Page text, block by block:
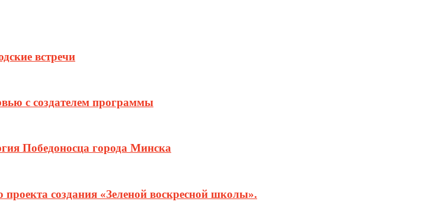
встречи
с создателем программы
Победоносца города Минска
создания «Зеленой воскресной школы».